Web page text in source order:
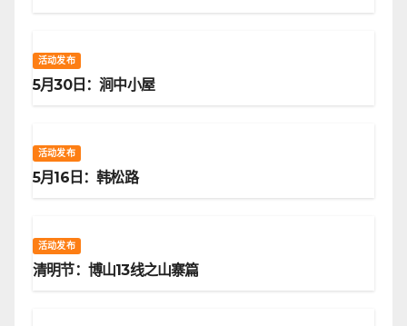
活动发布
5月30日：涧中小屋
活动发布
5月16日：韩松路
活动发布
清明节：博山13线之山寨篇